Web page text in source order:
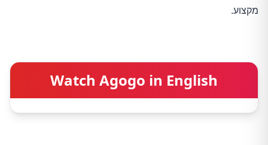
מקצוע.
Watch Agogo in English